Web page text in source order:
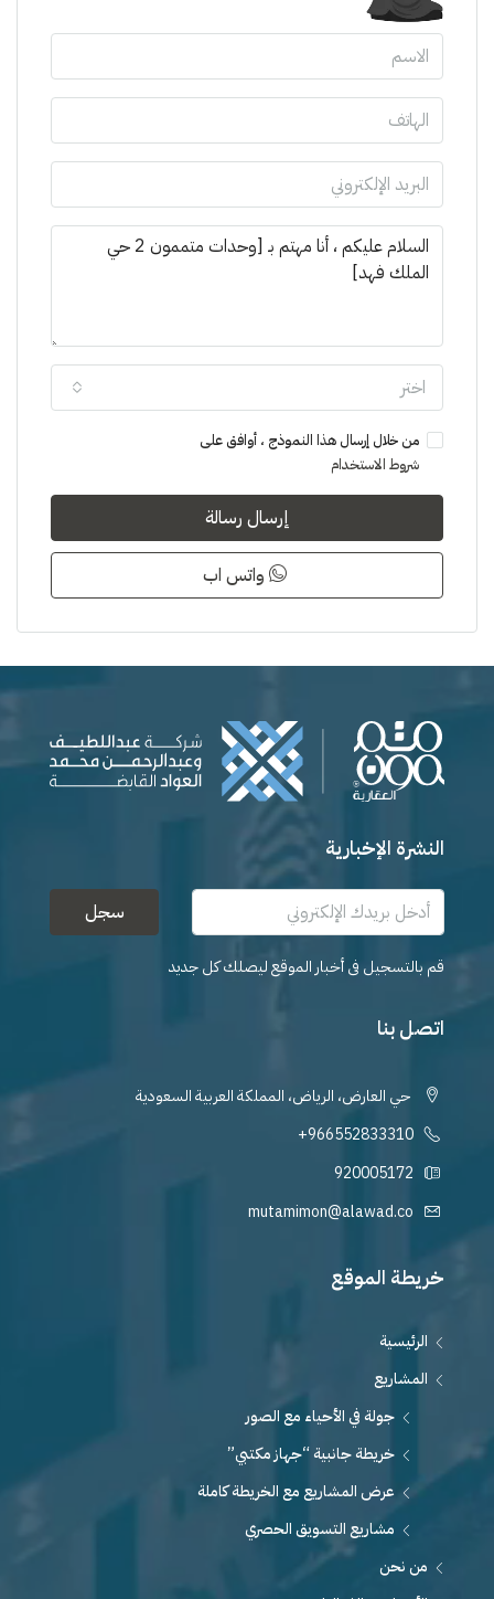
اختر
من خلال إرسال هذا النموذج ، أوافق على
شروط الاستخدام
إرسال رسالة
واتس اب
النشرة الإخبارية
سجل
قم بالتسجيل فى أخبار الموقع ليصلك كل جديد
اتصل بنا
حي العارض، الرياض، المملكة العربية السعودية
+966552833310
920005172
mutamimon@alawad.co
خريطة الموقع
الرئيسية
المشاريع
جولة في الأحياء مع الصور
خريطة جانبية “جهاز مكتبي”
عرض المشاريع مع الخريطة كاملة
مشاريع التسويق الحصري
من نحن